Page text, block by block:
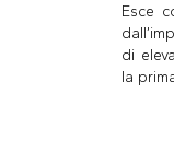
Esce
di
la